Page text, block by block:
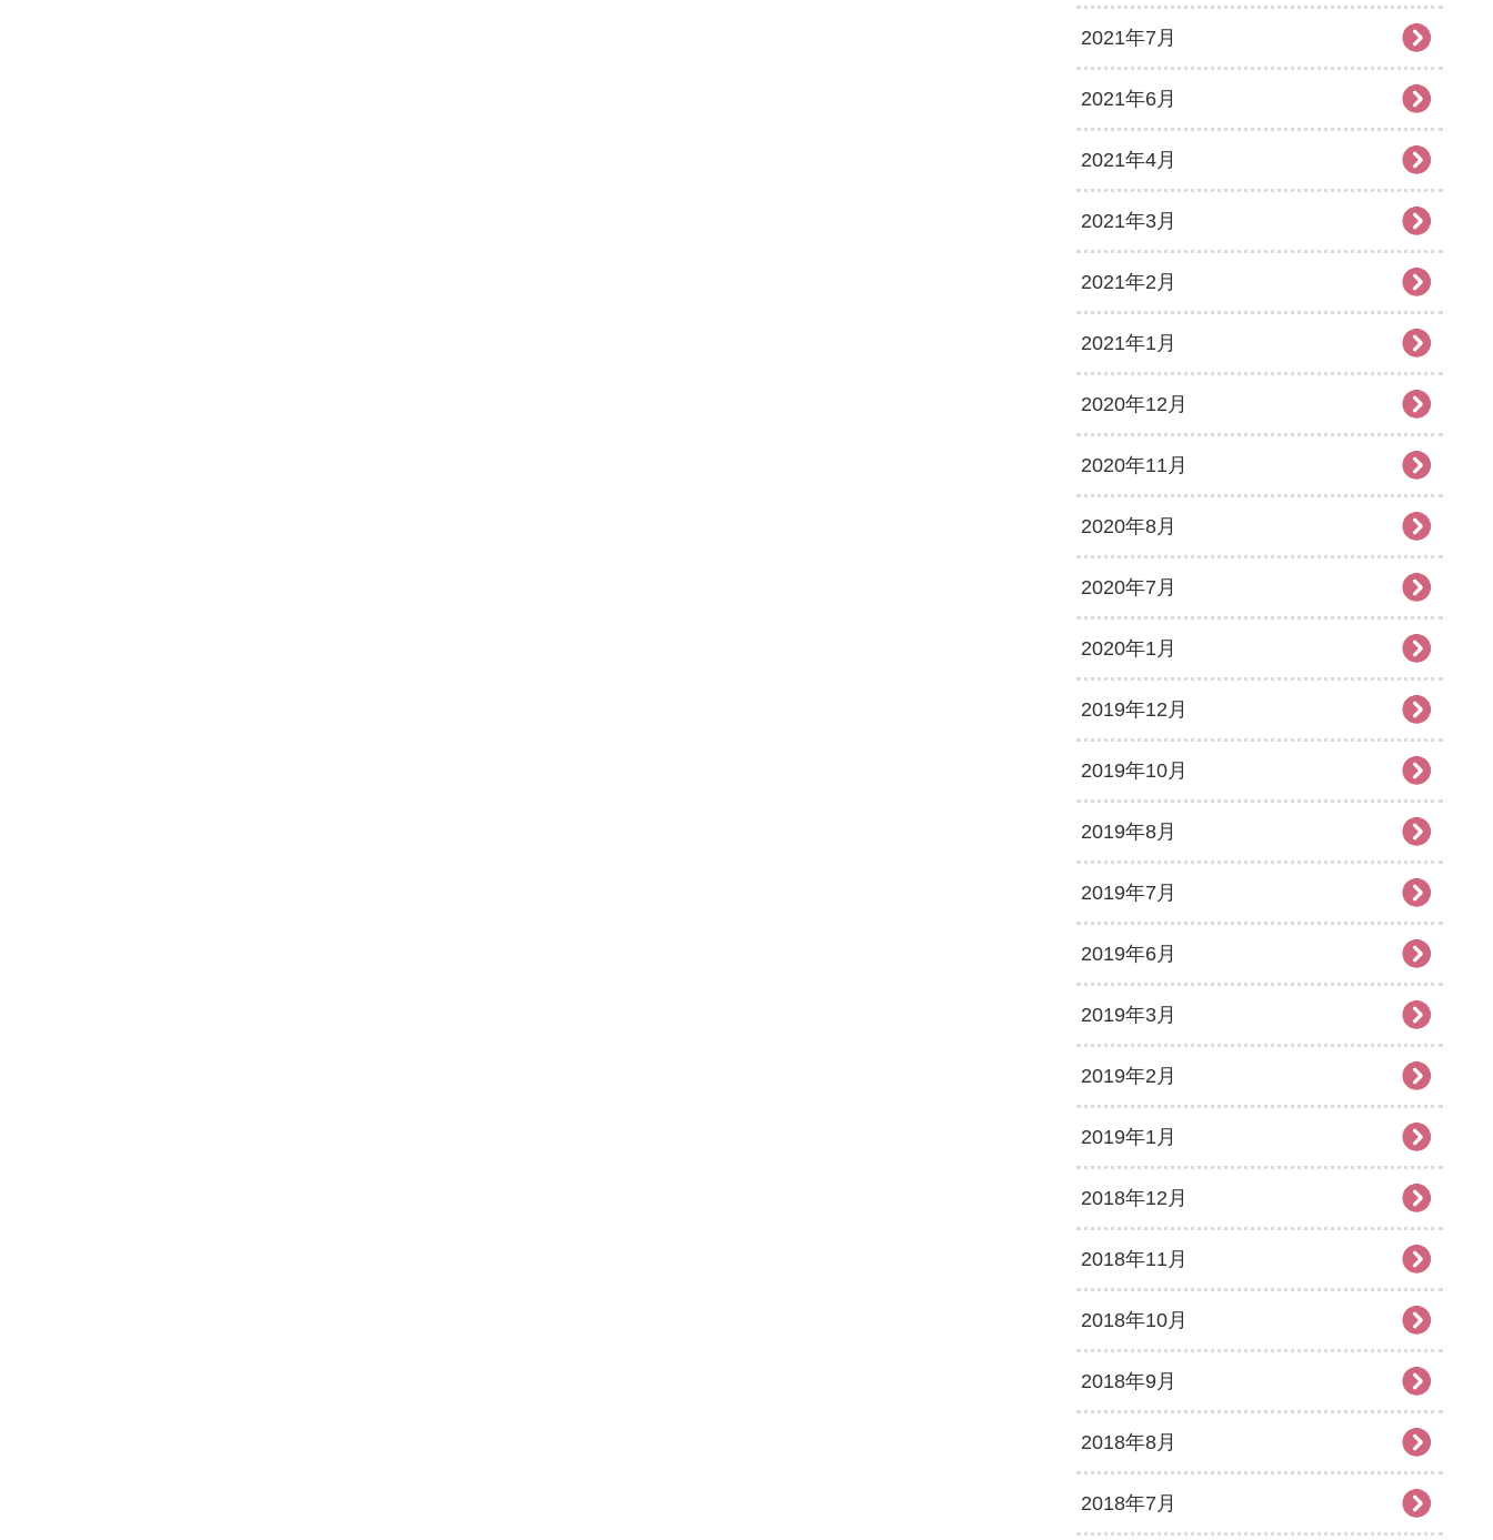
2021年7月
2021年6月
2021年4月
2021年3月
2021年2月
2021年1月
2020年12月
2020年11月
2020年8月
2020年7月
2020年1月
2019年12月
2019年10月
2019年8月
2019年7月
2019年6月
2019年3月
2019年2月
2019年1月
2018年12月
2018年11月
2018年10月
2018年9月
2018年8月
2018年7月